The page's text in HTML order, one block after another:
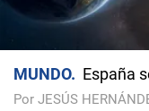
MUNDO España
Por JESÚS